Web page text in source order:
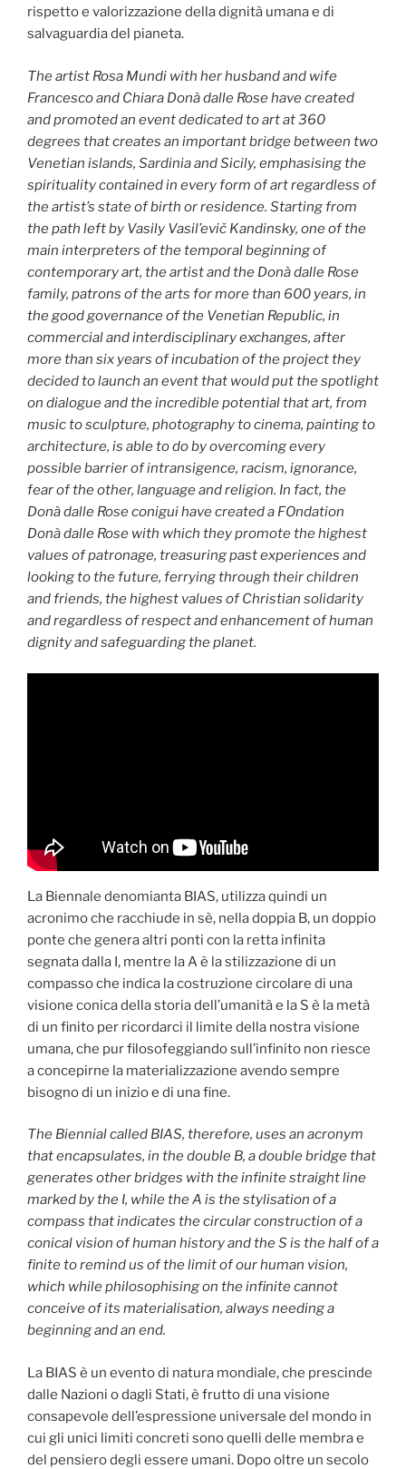
rispetto e valorizzazione della dignità umana e di
salvaguardia del pianeta.
The artist Rosa Mundi with her husband and wife
Francesco and Chiara Donà dalle Rose have created
and promoted an event dedicated to art at 360
degrees that creates an important bridge between two
Venetian islands, Sardinia and Sicily, emphasising the
spirituality contained in every form of art regardless of
the artist’s state of birth or residence. Starting from
the path left by Vasily Vasil’evič Kandinsky, one of the
main interpreters of the temporal beginning of
contemporary art, the artist and the Donà dalle Rose
family, patrons of the arts for more than 600 years, in
the good governance of the Venetian Republic, in
commercial and interdisciplinary exchanges, after
more than six years of incubation of the project they
decided to launch an event that would put the spotlight
on dialogue and the incredible potential that art, from
music to sculpture, photography to cinema, painting to
architecture, is able to do by overcoming every
possible barrier of intransigence, racism, ignorance,
fear of the other, language and religion. In fact, the
Donà dalle Rose conigui have created a FOndation
Donà dalle Rose with which they promote the highest
values of patronage, treasuring past experiences and
looking to the future, ferrying through their children
and friends, the highest values of Christian solidarity
and regardless of respect and enhancement of human
dignity and safeguarding the planet.
La Biennale denomianta BIAS, utilizza quindi un
acronimo che racchiude in sè, nella doppia B, un doppio
ponte che genera altri ponti con la retta infinita
segnata dalla I, mentre la A è la stilizzazione di un
compasso che indica la costruzione circolare di una
visione conica della storia dell’umanità e la S è la metà
di un finito per ricordarci il limite della nostra visione
umana, che pur filosofeggiando sull’infinito non riesce
a concepirne la materializzazione avendo sempre
bisogno di un inizio e di una fine.
The Biennial called BIAS, therefore, uses an acronym
that encapsulates, in the double B, a double bridge that
generates other bridges with the infinite straight line
marked by the I, while the A is the stylisation of a
compass that indicates the circular construction of a
conical vision of human history and the S is the half of a
finite to remind us of the limit of our human vision,
which while philosophising on the infinite cannot
conceive of its materialisation, always needing a
beginning and an end.
La BIAS è un evento di natura mondiale, che prescinde
dalle Nazioni o dagli Stati, è frutto di una visione
consapevole dell’espressione universale del mondo in
cui gli unici limiti concreti sono quelli delle membra e
del pensiero degli essere umani. Dopo oltre un secolo